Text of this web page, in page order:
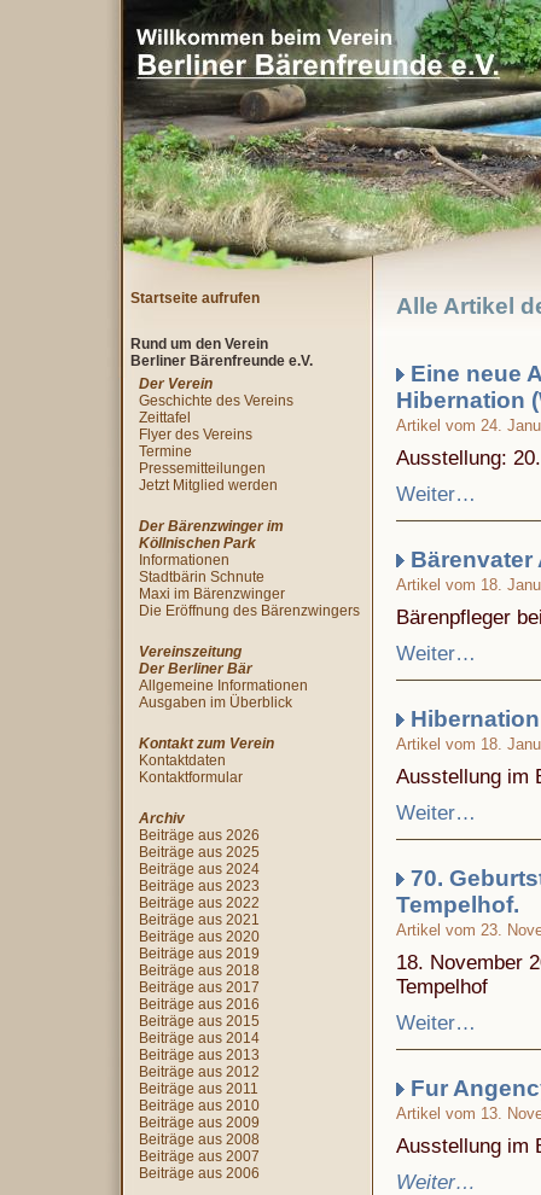
Alle Artikel
Eine neue
Hibernation
Artikel vom 24.
Ausstellung:
Weiter…
Bärenvater
Artikel vom 18.
Bärenpfleger
Weiter…
Artikel vom 18.
Ausstellung im
Weiter…
70.
Tempelhof.
Artikel vom 23.
18. November
Tempelhof
Weiter…
Fur
Artikel vom 13.
Ausstellung im
Weiter…
Startseite aufrufen
Rund um den Verein
Berliner Bärenfreunde e.V.
Der Verein
Geschichte des Vereins
Zeittafel
Flyer des Vereins
Termine
Pressemitteilungen
Jetzt Mitglied werden
Der Bärenzwinger im
Köllnischen Park
Informationen
Stadtbärin Schnute
Maxi im Bärenzwinger
Die Eröffnung des Bärenzwingers
Vereinszeitung
Der Berliner Bär
Allgemeine Informationen
Ausgaben im Überblick
Kontakt zum Verein
Kontaktdaten
Kontaktformular
Archiv
Beiträge aus 2026
Beiträge aus 2025
Beiträge aus 2024
Beiträge aus 2023
Beiträge aus 2022
Beiträge aus 2021
Beiträge aus 2020
Beiträge aus 2019
Beiträge aus 2018
Beiträge aus 2017
Beiträge aus 2016
Beiträge aus 2015
Beiträge aus 2014
Beiträge aus 2013
Beiträge aus 2012
Beiträge aus 2011
Beiträge aus 2010
Beiträge aus 2009
Beiträge aus 2008
Beiträge aus 2007
Beiträge aus 2006